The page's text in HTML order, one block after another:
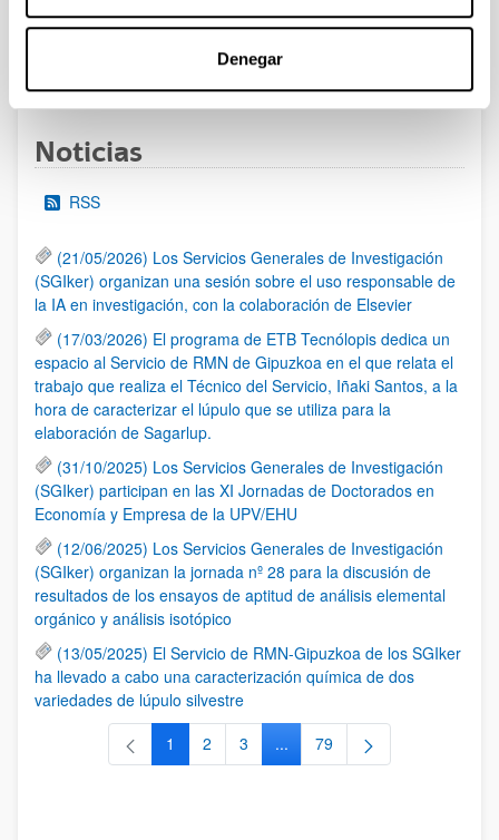
Denegar
18
Noticias
RSS
(21/05/2026) Los Servicios Generales de Investigación
(SGIker) organizan una sesión sobre el uso responsable de
la IA en investigación, con la colaboración de Elsevier
(17/03/2026) El programa de ETB Tecnólopis dedica un
espacio al Servicio de RMN de Gipuzkoa en el que relata el
trabajo que realiza el Técnico del Servicio, Iñaki Santos, a la
hora de caracterizar el lúpulo que se utiliza para la
elaboración de Sagarlup.
(31/10/2025) Los Servicios Generales de Investigación
(SGIker) participan en las XI Jornadas de Doctorados en
Economía y Empresa de la UPV/EHU
(12/06/2025) Los Servicios Generales de Investigación
(SGIker) organizan la jornada nº 28 para la discusión de
resultados de los ensayos de aptitud de análisis elemental
orgánico y análisis isotópico
(13/05/2025) El Servicio de RMN-Gipuzkoa de los SGIker
ha llevado a cabo una caracterización química de dos
variedades de lúpulo silvestre
Página
1 Página
2 Página
3 ...Páginas intermedias Use TAB
Página
79